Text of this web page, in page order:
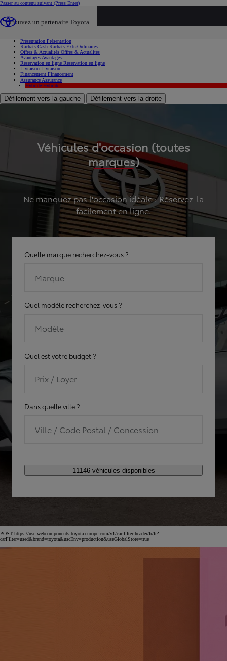
Passer au contenu suivant (Press Enter)
Trouvez un partenaire Toyota
Présentation Présentation
Rachats Cash Rachats ExtraOrdinaires
Offres & Actualités Offres & Actualités
Avantages Avantages
Réservation en ligne Réservation en ligne
Livraison Livraison
Financement Financement
Assurance Assurance
Hybride Hybride
Défilement vers la gauche Défilement vers la droite
Véhicules d'occasion (toutes
marques)
Ne manquez pas l'occasion idéale : Réservez-la
facilement en ligne.
Quelle marque recherchez-vous ?
Marque
Quel modèle recherchez-vous ?
Modèle
Quel est votre budget ?
Prix / Loyer
Dans quelle ville ?
Ville / Code Postal / Concession
11146 véhicules disponibles
POST https://usc-webcomponents.toyota-europe.com/v1/car-filter-header/fr/fr?
carFilter=used&brand=toyota&uscEnv=production&useGlobalStore=true